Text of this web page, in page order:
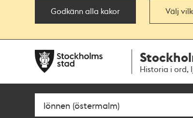
Godkänn alla kakor Välj
navigationen
huvudinnehållet
Historia i ord,
Sök